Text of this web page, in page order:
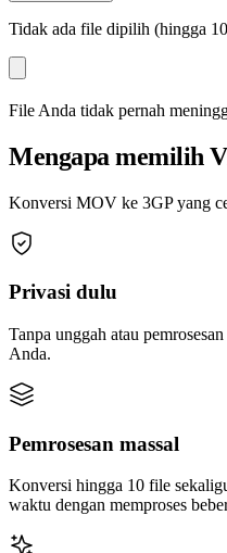
Tidak ada file dipilih (hingga
File Anda tidak pernah
Mengapa memilih
Konversi MOV ke 3GP yang
Privasi dulu
Tanpa unggah atau
Anda.
Pemrosesan massal
Konversi hingga 10 file
waktu dengan memproses